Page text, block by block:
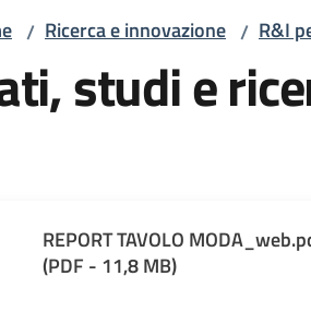
/ Ricerca e innovazione / R&I
studi e
REPORT TAVOLO
(PDF - 11,8 MB)